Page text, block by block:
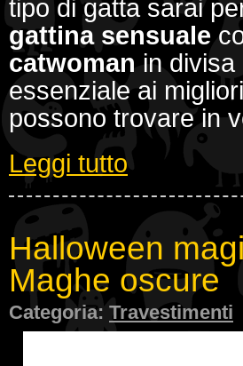
tipo di gatta sarai
gattina sensuale
catwoman in divisa
essenziale ai migliori
possono trovare in
Leggi tutto
Halloween
Maghe oscure
Categoria: Travestimenti